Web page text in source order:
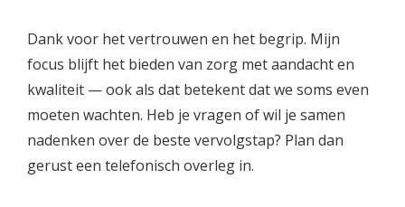
Dank voor het vertrouwen en het begrip. Mijn
focus blijft het bieden van zorg met aandacht en
kwaliteit — ook als dat betekent dat we soms even
moeten wachten. Heb je vragen of wil je samen
nadenken over de beste vervolgstap? Plan dan
gerust een telefonisch overleg in.